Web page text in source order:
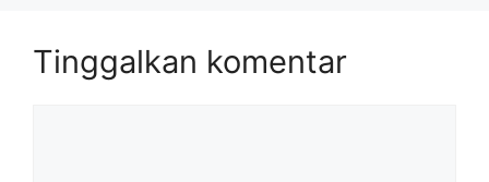
Tinggalkan komentar